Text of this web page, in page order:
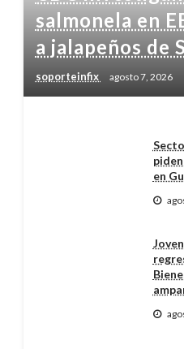
salmonela en
a jalapeños de
soporteinfix agosto 7, 2026
en